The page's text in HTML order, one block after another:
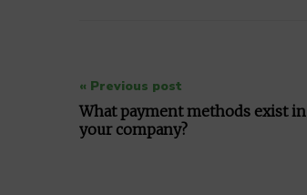
navigation
« Previous post
What payment methods exist in
your company?